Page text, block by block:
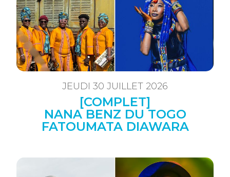
JEUDI 30 JUILLET 2026
[COMPLET]
NANA BENZ DU TOGO
FATOUMATA DIAWARA